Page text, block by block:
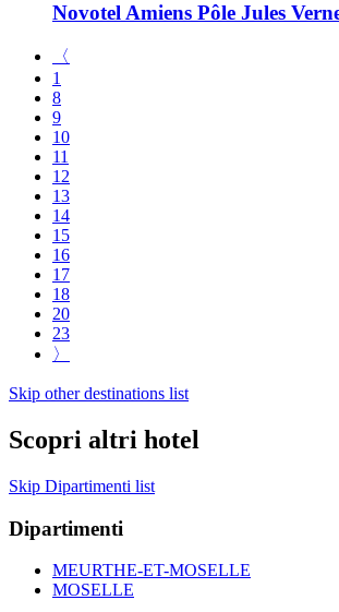
Novotel Amiens Pôle Jules
〈
1
8
9
10
11
12
13
14
15
16
17
18
20
23
〉
Skip other destinations list
Scopri altri hotel
Skip Dipartimenti list
Dipartimenti
MEURTHE-ET-MOSELLE
MOSELLE